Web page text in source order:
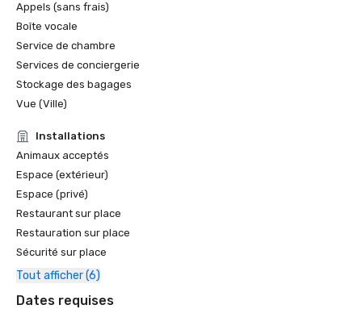
Appels (sans frais)
Boîte vocale
Service de chambre
Services de conciergerie
Stockage des bagages
Vue (Ville)
Installations
Animaux acceptés
Espace (extérieur)
Espace (privé)
Restaurant sur place
Restauration sur place
Sécurité sur place
Tout afficher (6)
Dates requises